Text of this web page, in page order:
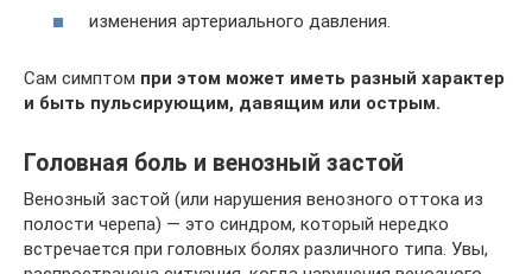
изменения артериального давления.
Сам симптом при этом может иметь разный характер
и быть пульсирующим, давящим или острым.
Головная боль и венозный застой
Венозный застой (или нарушения венозного оттока из
полости черепа) — это синдром, который нередко
встречается при головных болях различного типа. Увы,